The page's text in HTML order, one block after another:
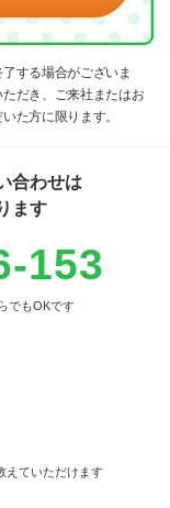
する場合がございま
だき、ご来社またはお
た方に限ります。
合わせは
ます
153
でもOKです
えていただけます